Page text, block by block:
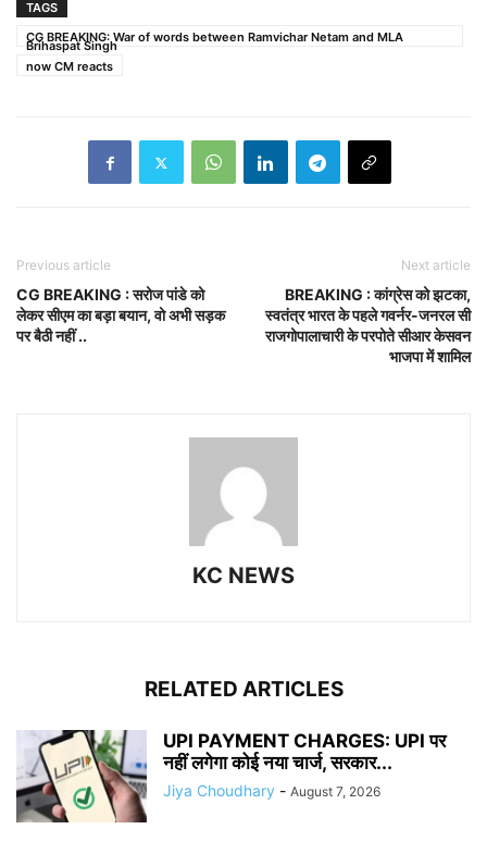
TAGS
CG BREAKING: War of words between Ramvichar Netam and MLA
Brihaspat Singh
now CM reacts
Previous article
CG BREAKING : सरोज पांडे को
लेकर सीएम का बड़ा बयान, वो अभी सड़क
पर बैठी नहीं ..
Next article
BREAKING : कांग्रेस को झटका,
स्वतंत्र भारत के पहले गवर्नर-जनरल सी
राजगोपालाचारी के परपोते सीआर केसवन
भाजपा में शामिल
KC NEWS
RELATED ARTICLES
UPI PAYMENT CHARGES: UPI पर
नहीं लगेगा कोई नया चार्ज, सरकार...
Jiya Choudhary - August 7, 2026